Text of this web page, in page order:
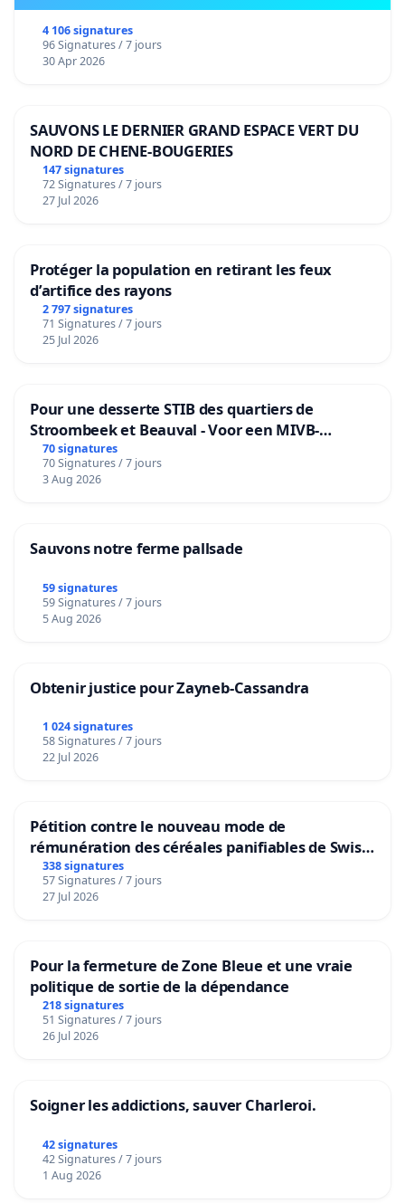
4 106 signatures
96 Signatures / 7 jours
30 Apr 2026
SAUVONS LE DERNIER GRAND ESPACE VERT DU
NORD DE CHENE-BOUGERIES
147 signatures
72 Signatures / 7 jours
27 Jul 2026
Protéger la population en retirant les feux
d’artifice des rayons
2 797 signatures
71 Signatures / 7 jours
25 Jul 2026
Pour une desserte STIB des quartiers de
Stroombeek et Beauval - Voor een MIVB-
bediening van de wijken Strombeek en Het
Voor
70 signatures
70 Signatures / 7 jours
3 Aug 2026
Sauvons notre ferme pallsade
59 signatures
59 Signatures / 7 jours
5 Aug 2026
Obtenir justice pour Zayneb-Cassandra
1 024 signatures
58 Signatures / 7 jours
22 Jul 2026
Pétition contre le nouveau mode de
rémunération des céréales panifiables de Swiss
granum basé sur la teneur en protéines
338 signatures
57 Signatures / 7 jours
27 Jul 2026
Pour la fermeture de Zone Bleue et une vraie
politique de sortie de la dépendance
218 signatures
51 Signatures / 7 jours
26 Jul 2026
Soigner les addictions, sauver Charleroi.
42 signatures
42 Signatures / 7 jours
1 Aug 2026